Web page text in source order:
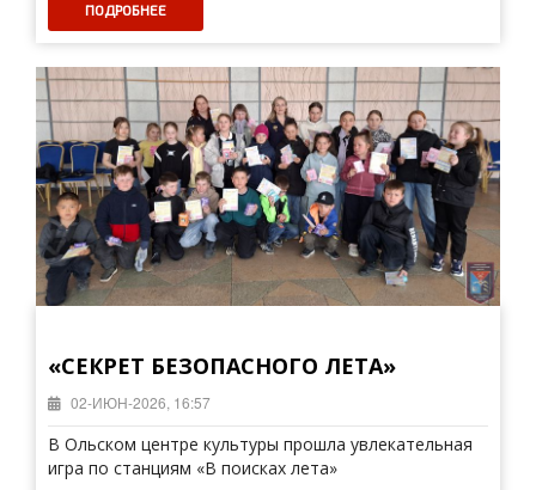
ПОДРОБНЕЕ
«СЕКРЕТ БЕЗОПАСНОГО ЛЕТА»
02-ИЮН-2026, 16:57
В Ольском центре культуры прошла увлекательная
игра по станциям «В поисках лета»